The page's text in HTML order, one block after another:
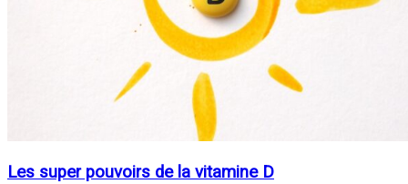
Les super pouvoirs de la vitamine D